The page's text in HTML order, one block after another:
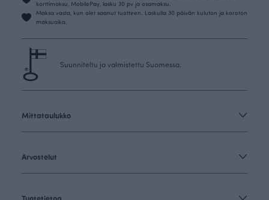
korttimaksu, MobilePay, lasku 30 pv ja osamaksu.
Maksa vasta, kun olet saanut tuotteen. Laskulla 30 päivän kuluton ja koroton
maksuaika.
Suunniteltu ja valmistettu Suomessa.
Mittataulukko
Arvostelut
Tuotetietoa